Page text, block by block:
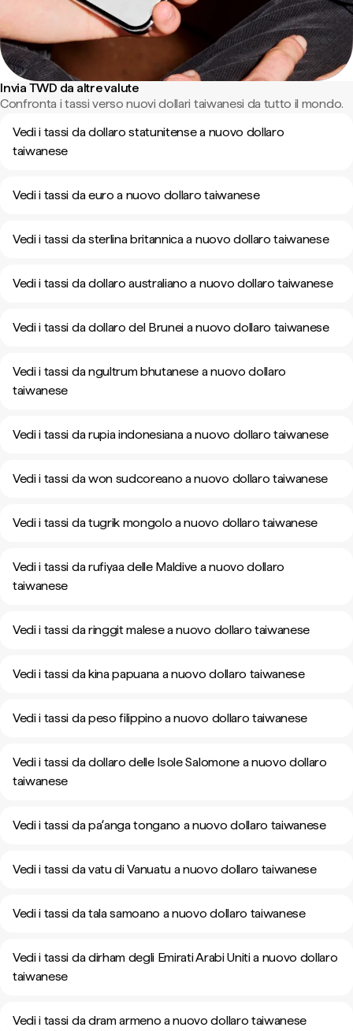
Invia TWD da altre valute
Confronta i tassi verso nuovi dollari taiwanesi da tutto il mondo.
Vedi i tassi da dollaro statunitense a nuovo dollaro
taiwanese
Vedi i tassi da euro a nuovo dollaro taiwanese
Vedi i tassi da sterlina britannica a nuovo dollaro taiwanese
Vedi i tassi da dollaro australiano a nuovo dollaro taiwanese
Vedi i tassi da dollaro del Brunei a nuovo dollaro taiwanese
Vedi i tassi da ngultrum bhutanese a nuovo dollaro
taiwanese
Vedi i tassi da rupia indonesiana a nuovo dollaro taiwanese
Vedi i tassi da won sudcoreano a nuovo dollaro taiwanese
Vedi i tassi da tugrik mongolo a nuovo dollaro taiwanese
Vedi i tassi da rufiyaa delle Maldive a nuovo dollaro
taiwanese
Vedi i tassi da ringgit malese a nuovo dollaro taiwanese
Vedi i tassi da kina papuana a nuovo dollaro taiwanese
Vedi i tassi da peso filippino a nuovo dollaro taiwanese
Vedi i tassi da dollaro delle Isole Salomone a nuovo dollaro
taiwanese
Vedi i tassi da paʻanga tongano a nuovo dollaro taiwanese
Vedi i tassi da vatu di Vanuatu a nuovo dollaro taiwanese
Vedi i tassi da tala samoano a nuovo dollaro taiwanese
Vedi i tassi da dirham degli Emirati Arabi Uniti a nuovo dollaro
taiwanese
Vedi i tassi da dram armeno a nuovo dollaro taiwanese